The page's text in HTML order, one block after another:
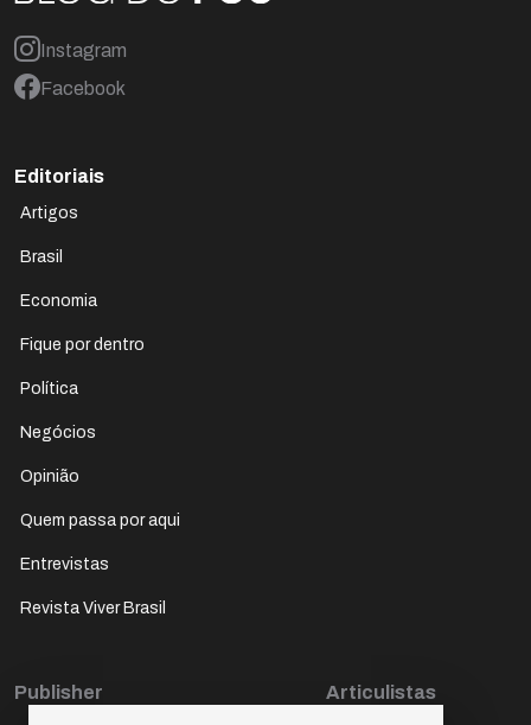
Instagram
Facebook
Editoriais
Artigos
Brasil
Economia
Fique por dentro
Política
Negócios
Opinião
Quem passa por aqui
Entrevistas
Revista Viver Brasil
Publisher
Articulistas